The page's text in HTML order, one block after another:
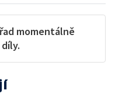
momentálně